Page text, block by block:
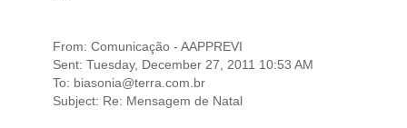
From: Comunicação - AAPPREVI
Sent: Tuesday, December 27, 2011 10:53 AM
To: biasonia@terra.com.br
Subject: Re: Mensagem de Natal